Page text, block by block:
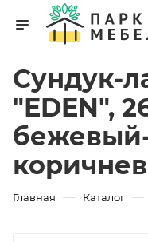
Сундук-
"EDEN",
Главная — Каталог —